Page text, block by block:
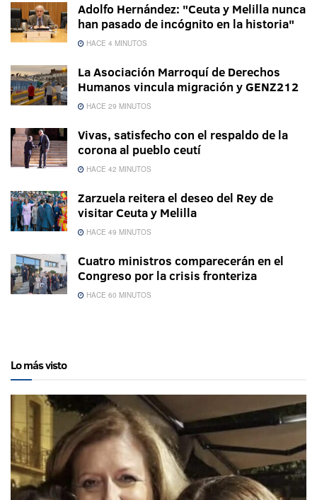
Adolfo Hernández: "Ceuta y Melilla nunca
han pasado de incógnito en la historia"
HACE 4 MINUTOS
La Asociación Marroquí de Derechos
Humanos vincula migración y GENZ212
HACE 29 MINUTOS
Vivas, satisfecho con el respaldo de la
corona al pueblo ceutí
HACE 42 MINUTOS
Zarzuela reitera el deseo del Rey de
visitar Ceuta y Melilla
HACE 49 MINUTOS
Cuatro ministros comparecerán en el
Congreso por la crisis fronteriza
HACE 60 MINUTOS
Lo más visto